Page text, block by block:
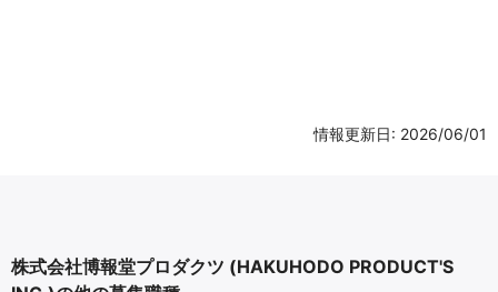
情報更新日: 2026/06/01
株式会社博報堂プロダクツ (HAKUHODO PRODUCT'S